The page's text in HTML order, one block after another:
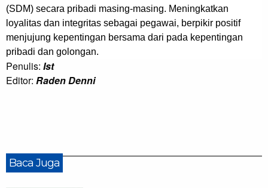
(SDM) secara pribadi masing-masing. Meningkatkan
loyalitas dan integritas sebagai pegawai, berpikir positif
menjujung kepentingan bersama dari pada kepentingan
pribadi dan golongan.
Penulis: Ist
Editor: Raden Denni
Baca Juga